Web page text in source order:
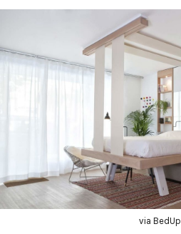
via BedUp